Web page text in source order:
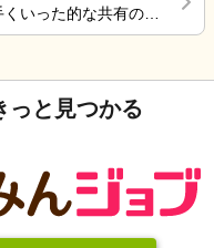
いった的な共有の書
アを共有できると思
と個人的に思いま
り前」的な思考が強
ないことばかり言っ
っと見つかる